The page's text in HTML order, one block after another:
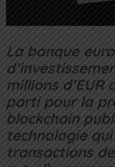
La banque
millions
parti pour la
blockchain
technologie
transactions